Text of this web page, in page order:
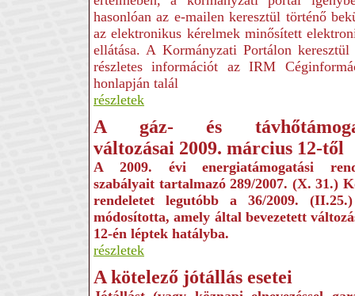
hasonlóan az e-mailen keresztül történő
az elektronikus kérelmek minősített
ellátása. A Kormányzati Portálon
részletes információt az IRM
honlapján talál
részletek
A gáz- és
változásai 2009. március 12-től
A 2009. évi energiatámogatási
szabályait tartalmazó 289/2007. (X. 31.)
rendeletet legutóbb a 36/2009.
módosította, amely által bevezetett
12-én léptek hatályba.
részletek
A kötelező jótállás esetei